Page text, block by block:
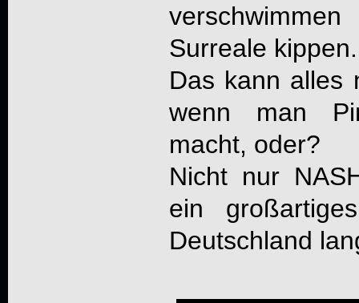
Surreale kippen.
Das kann alles
wenn man
macht, oder?
Nicht nur
ein
Deutschland